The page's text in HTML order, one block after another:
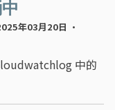
年03月20日 ·
中的